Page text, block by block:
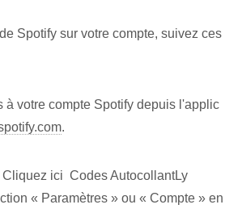
Spotify sur votre compte, suivez ces
à votre compte Spotify‌ depuis l'applic
.
ici Codes AutocollantLy
« Paramètres » ou « Compte » en